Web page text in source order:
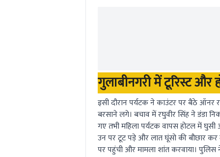
गुलाबीनगरी में टूरिस्ट
इसी दौरान पर्यटक ने काउंटर पर बैठे ऑनर
बरसाने लगे। बचाव में रघुवीर सिंह ने डंडा
गए तभी महिला पर्यटक वापस होटल में
उन पर टूट पड़े और लात घूंसो की बौछार कर
पर पहुंची और मामला शांत करवाया।